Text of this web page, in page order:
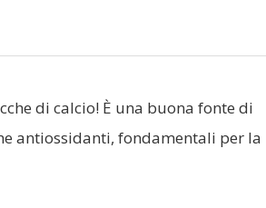
di calcio! È una buona fonte di
antiossidanti, fondamentali per la